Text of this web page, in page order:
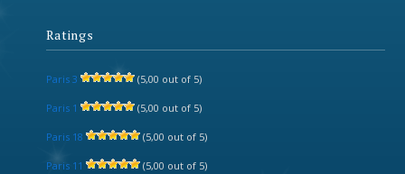
Ratings
Paris 3 (5,00 out of 5)
Paris 1 (5,00 out of 5)
Paris 18 (5,00 out of 5)
Paris 11 (5,00 out of 5)